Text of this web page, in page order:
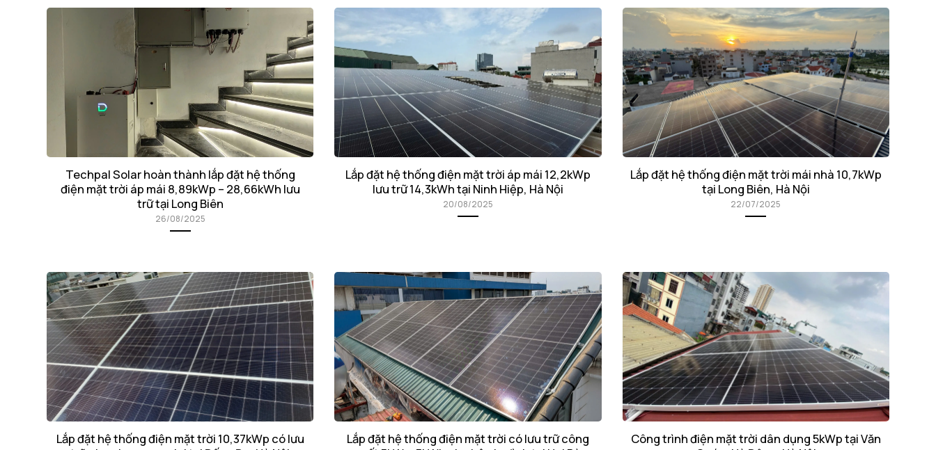
Techpal Solar hoàn thành lắp đặt hệ thống
điện mặt trời áp mái 8,89kWp – 28,66kWh lưu
trữ tại Long Biên
26/08/2025
Lắp đặt hệ thống điện mặt trời áp mái 12,2kWp
lưu trữ 14,3kWh tại Ninh Hiệp, Hà Nội
20/08/2025
Lắp đặt hệ thống điện mặt trời mái nhà 10,7kWp
tại Long Biên, Hà Nội
22/07/2025
Lắp đặt hệ thống điện mặt trời 10,37kWp có lưu
Lắp đặt hệ thống điện mặt trời có lưu trữ công
Công trình điện mặt trời dân dụng 5kWp tại Văn